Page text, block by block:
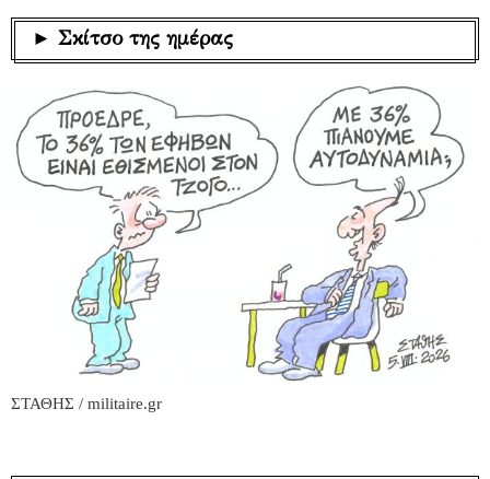
► Σκίτσο της ημέρας
ΣΤΑΘΗΣ / militaire.gr